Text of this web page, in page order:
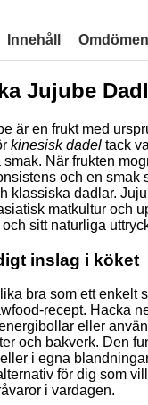
Innehåll Omdömen
Jujube
är en frukt med
kinesisk dadel tack
När frukten
och en smak
klassiska dadlar.
matkultur och
sitt naturliga
inslag i köket
bra som ett enkelt
recept. Hacka
eller
och bakverk. Den
i egna
för dig som
i vardagen.